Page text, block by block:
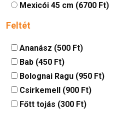
Mexicói 45 cm (6700 Ft)
Feltét
Ananász (500 Ft)
Bab (450 Ft)
Bolognai Ragu (950 Ft)
Csirkemell (900 Ft)
Főtt tojás (300 Ft)